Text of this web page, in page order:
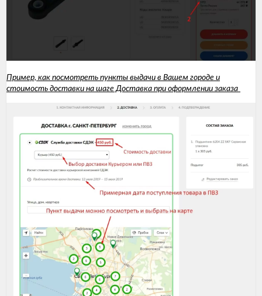
Пример, как посмотреть пункты выдачи в Вашем городе и
стоимость доставки на шаге Доставка при оформлении заказа